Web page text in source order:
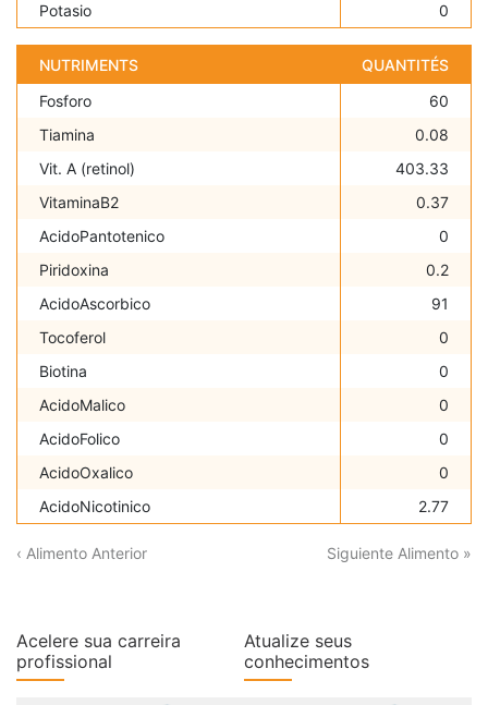
Potasio
0
NUTRIMENTS
QUANTITÉS
Fosforo
60
Tiamina
0.08
Vit. A (retinol)
403.33
VitaminaB2
0.37
AcidoPantotenico
0
Piridoxina
0.2
AcidoAscorbico
91
Tocoferol
0
Biotina
0
AcidoMalico
0
AcidoFolico
0
AcidoOxalico
0
AcidoNicotinico
2.77
‹ Alimento Anterior Siguiente Alimento »
Acelere sua carreira
profissional
Atualize seus
conhecimentos